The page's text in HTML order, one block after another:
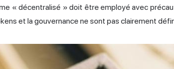
« décentralisé » doit être employé avec
et la gouvernance ne sont pas clairement